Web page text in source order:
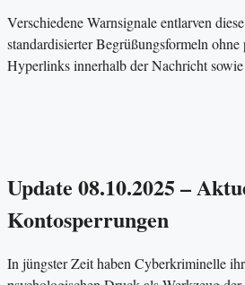
Verschiedene Warnsignale entlarven
standardisierter Begrüßungsformeln
Hyperlinks innerhalb der Nachricht
Update 08.10.2025 –
Kontosperrungen
In jüngster Zeit haben Cyberkriminelle